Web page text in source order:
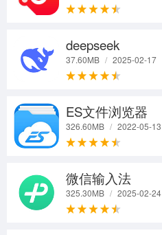
deepseek
37.60MB / 2025-02-17
ES文件浏览器
326.60MB / 2022-05-13
微信输入法
325.30MB / 2025-02-24